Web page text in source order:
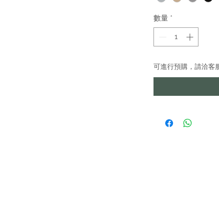
數量 *
可進行預購，請洽客